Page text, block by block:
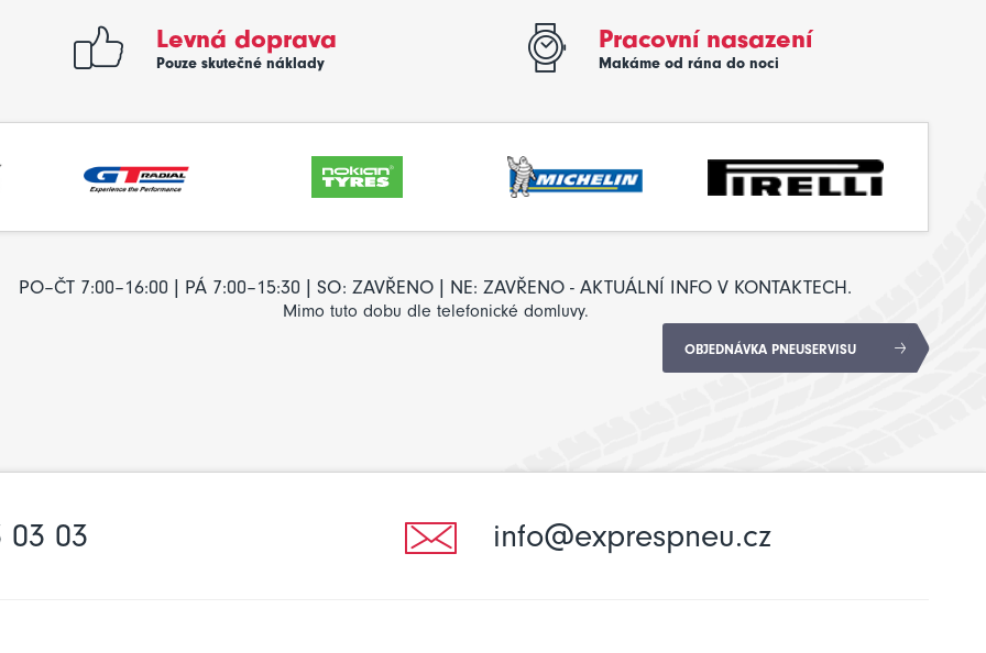
Levná doprava
Pouze skutečné náklady
Pracovní nasazení
Makáme od rána do noci
PO–ČT 7:00–16:00 | PÁ 7:00–15:30 | SO: ZAVŘENO | NE: ZAVŘENO - AKTUÁLNÍ INFO V KONTAKTECH.
Mimo tuto dobu dle telefonické domluvy.
OBJEDNÁVKA PNEUSERVISU
03 03 info@exprespneu.cz